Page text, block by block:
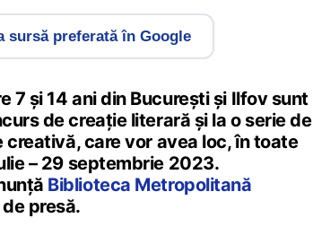
sursă preferată în Google
7 și 14 ani din București și Ilfov sunt
de creație literară și la o serie de
care vor avea loc, în toate
– 29 septembrie 2023.
Biblioteca Metropolitană
presă.